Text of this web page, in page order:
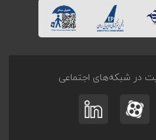
در شبکه‌های اجتماعی